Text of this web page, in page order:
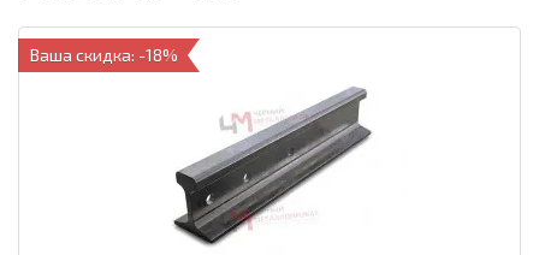
Ваша скидка: -18%